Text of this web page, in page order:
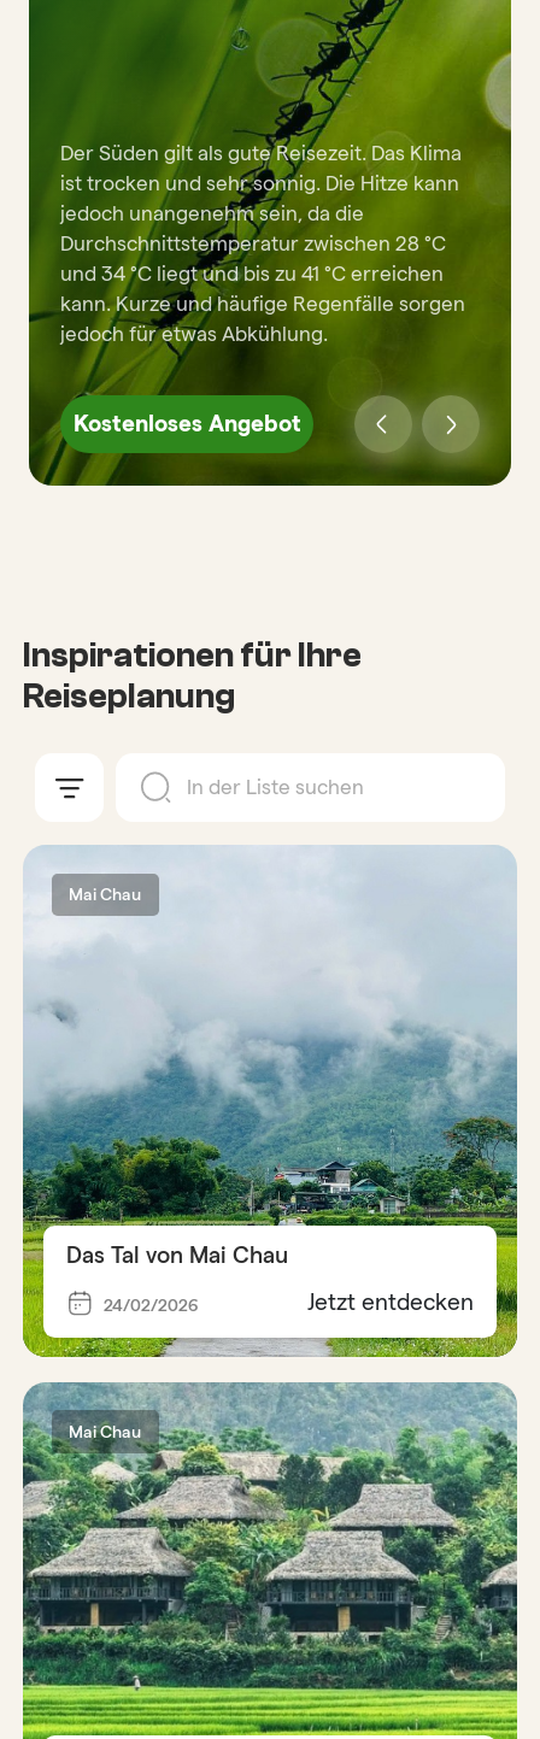
Der Süden gilt als gute Reisezeit. Das Klima
ist trocken und sehr sonnig. Die Hitze kann
jedoch unangenehm sein, da die
Durchschnittstemperatur zwischen 28 °C
und 34 °C liegt und bis zu 41 °C erreichen
kann. Kurze und häufige Regenfälle sorgen
jedoch für etwas Abkühlung.
Kostenloses Angebot
Inspirationen für Ihre
Reiseplanung
Mai Chau
Das Tal von Mai Chau
24/02/2026 Jetzt entdecken
Mai Chau